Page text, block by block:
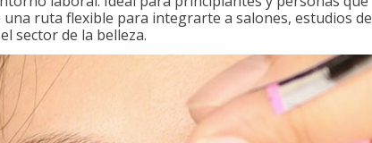
ruta flexible para integrarte a salones, estudios de
sector de la belleza.